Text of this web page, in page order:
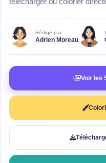
Rédigé par
Adrien Moreau
Voir les